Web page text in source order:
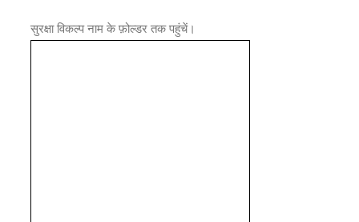
सुरक्षा विकल्प नाम के फ़ोल्डर तक पहुंचें।